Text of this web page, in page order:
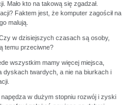
Mało kto na takową się zgadzał.
Faktem jest, że komputer zagościł na
malują.
w dzisiejszych czasach są osoby,
temu przeciwne?
wszystkim mamy więcej miejsca,
dyskach twardych, a nie na biurkach i
w dużym stopniu rozwój i zyski